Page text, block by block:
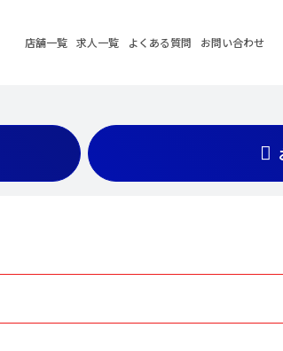
店舗一覧 求人一覧 よくある質問 お問い合わせ